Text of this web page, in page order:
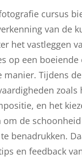
cursus
van de
het vastleggen
op een boeiende
manier. Tijdens
zoals
en het
om de
benadrukken.
en feedback